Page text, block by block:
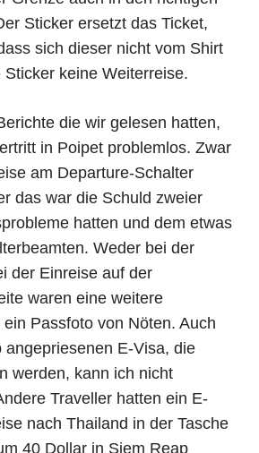
Sticker ersetzt das Ticket,
sich dieser nicht vom Shirt
keine Weiterreise.
die wir gelesen hatten,
in Poipet problemlos. Zwar
am Departure-Schalter
das war die Schuld zweier
hatten und dem etwas
Weder bei der
der Einreise auf der
waren eine weitere
Passfoto von Nöten. Auch
angepriesenen E-Visa, die
werden, kann ich nicht
Traveller hatten ein E-
nach Thailand in der Tasche
40 Dollar in Siem Reap